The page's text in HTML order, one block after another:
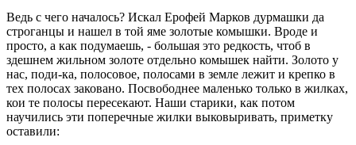
Ведь с чего началось? Искал Ерофей Марков дурмашки да
строганцы и нашел в той яме золотые комышки. Вроде и
просто, а как подумаешь, - большая это редкость, чтоб в
здешнем жильном золоте отдельно комышек найти. Золото у
нас, поди-ка, полосовое, полосами в земле лежит и крепко в
тех полосах заковано. Посвободнее маленько только в жилках,
кои те полосы пересекают. Наши старики, как потом
научились эти поперечные жилки выковыривать, приметку
оставили: